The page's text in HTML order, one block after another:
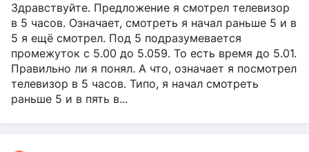
Здравствуйте. Предложение я смотрел телевизор
в 5 часов. Означает, смотреть я начал раньше 5 и в
5 я ещё смотрел. Под 5 подразумевается
промежуток с 5.00 до 5.059. То есть время до 5.01.
Правильно ли я понял. А что, означает я посмотрел
телевизор в 5 часов. Типо, я начал смотреть
раньше 5 и в пять в...